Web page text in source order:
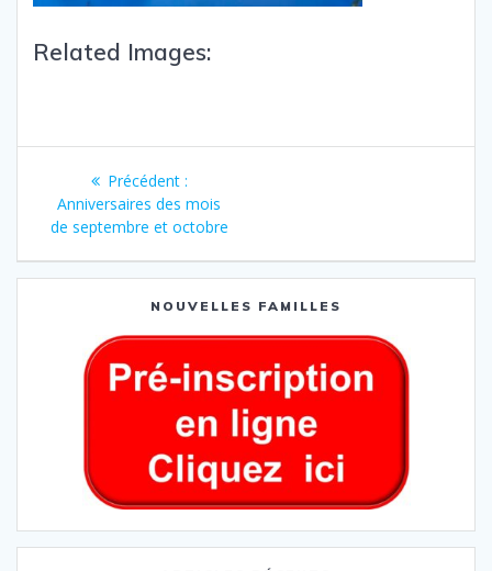
Related Images:
Précédent :
Anniversaires des mois
de septembre et octobre
NOUVELLES FAMILLES